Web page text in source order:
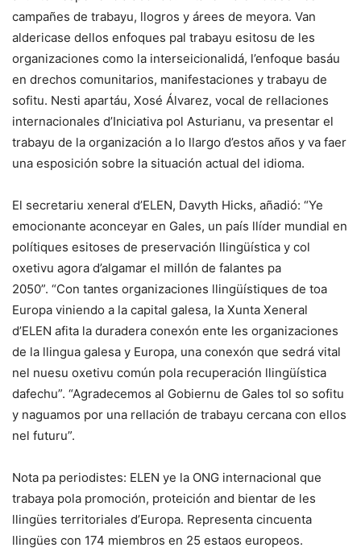
campañes de trabayu, llogros y árees de meyora. Van
aldericase dellos enfoques pal trabayu esitosu de les
organizaciones como la interseicionalidá, l’enfoque basáu
en drechos comunitarios, manifestaciones y trabayu de
sofitu. Nesti apartáu, Xosé Álvarez, vocal de rellaciones
internacionales d’Iniciativa pol Asturianu, va presentar el
trabayu de la organización a lo llargo d’estos años y va faer
una esposición sobre la situación actual del idioma.
El secretariu xeneral d’ELEN, Davyth Hicks, añadió: “Ye
emocionante aconceyar en Gales, un país llíder mundial en
polítiques esitoses de preservación llingüística y col
oxetivu agora d’algamar el millón de falantes pa
2050”. “Con tantes organizaciones llingüístiques de toa
Europa viniendo a la capital galesa, la Xunta Xeneral
d’ELEN afita la duradera conexón ente les organizaciones
de la llingua galesa y Europa, una conexón que sedrá vital
nel nuesu oxetivu común pola recuperación llingüística
dafechu”. “Agradecemos al Gobiernu de Gales tol so sofitu
y naguamos por una rellación de trabayu cercana con ellos
nel futuru”.
Nota pa periodistes: ELEN ye la ONG internacional que
trabaya pola promoción, proteición and bientar de les
llingües territoriales d’Europa. Representa cincuenta
llingües con 174 miembros en 25 estaos europeos.